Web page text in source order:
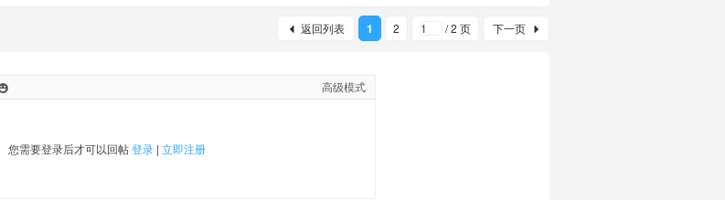
1 2 / 2 页 下一页
返回列表
高级模式
您需要登录后才可以回帖登录| 立即注册